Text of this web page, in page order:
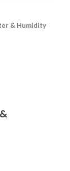
& Humidity